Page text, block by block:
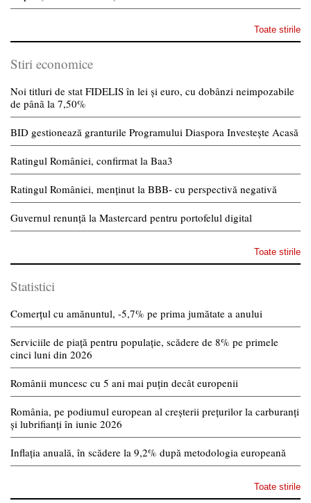
Toate stirile
Stiri economice
Noi titluri de stat FIDELIS în lei și euro, cu dobânzi neimpozabile
de pânã la 7,50%
BID gestionează granturile Programului Diaspora Investește Acasă
Ratingul României, confirmat la Baa3
Ratingul României, menținut la BBB- cu perspectivă negativă
Guvernul renunță la Mastercard pentru portofelul digital
Toate stirile
Statistici
Comerțul cu amănuntul, -5,7% pe prima jumătate a anului
Serviciile de piață pentru populație, scădere de 8% pe primele
cinci luni din 2026
Românii muncesc cu 5 ani mai puțin decât europenii
România, pe podiumul european al creșterii prețurilor la carburanți
și lubrifianți în iunie 2026
Inflația anuală, în scădere la 9,2% după metodologia europeană
Toate stirile